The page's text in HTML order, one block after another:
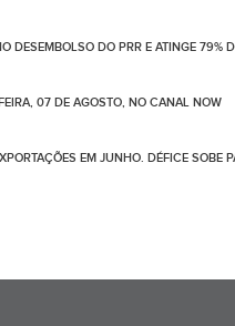
DESEMBOLSO DO PRR E ATINGE 79%
07 DE AGOSTO, NO CANAL NOW
EM JUNHO. DÉFICE SOBE